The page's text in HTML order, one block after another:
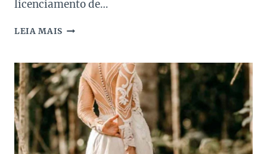
licenciamento de…
LEIA MAIS SWAROVSKI
MERCADO
DE
PERFUMARIA!